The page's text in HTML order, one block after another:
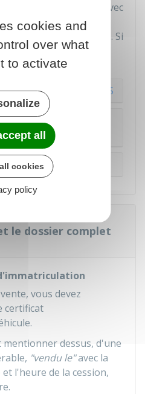
le
ou avec
. Vous pouvez
. Si
vous devez faire
sur le site de l'ANTS
sur l'application
Simplimmat.gouv
professionnel agréé
le certificat
le dossier complet
vous devez
certificat
dessus, d'une
"vendu le"avec la
l'heure de la cession,
cookies and
over what
to activate
all
cookies
policy